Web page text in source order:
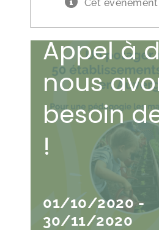
Cet
Appel à
nous
besoin
!
01/10/2020-
30/11/2020